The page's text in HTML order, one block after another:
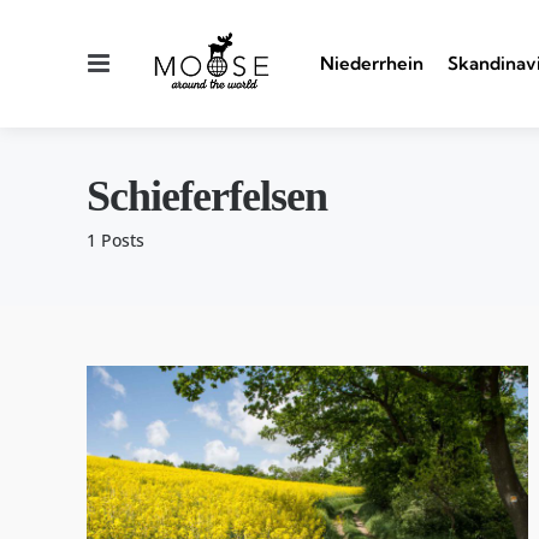
Menu Niederrhein
1 Posts
Schieferfelsen